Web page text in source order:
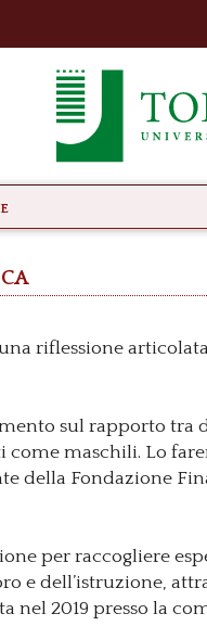
riflessione
sul rapporto tra
maschili. Lo
della Fondazione
per raccogliere
e dell’istruzione,
nel 2019 presso la